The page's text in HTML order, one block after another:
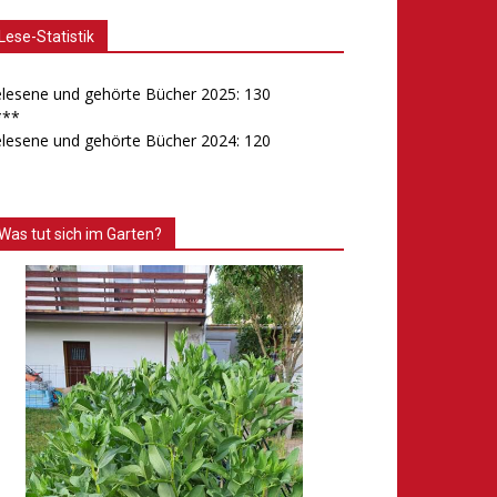
Lese-Statistik
und gehörte Bücher 2025: 130
und gehörte Bücher 2024: 120
tut sich im Garten?